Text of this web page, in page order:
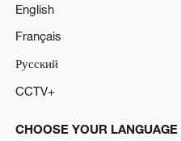
English
Français
Русский
CCTV+
CHOOSE YOUR LANGUAGE